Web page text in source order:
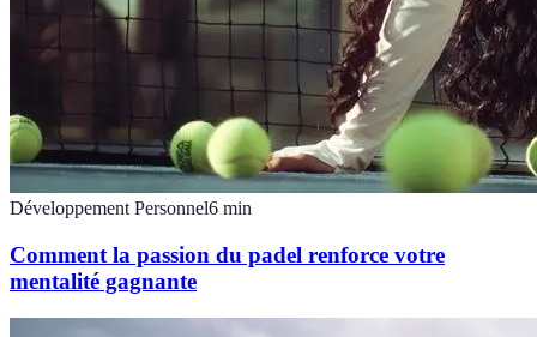
Développement Personnel6 min
Comment la passion du padel renforce votre
mentalité gagnante